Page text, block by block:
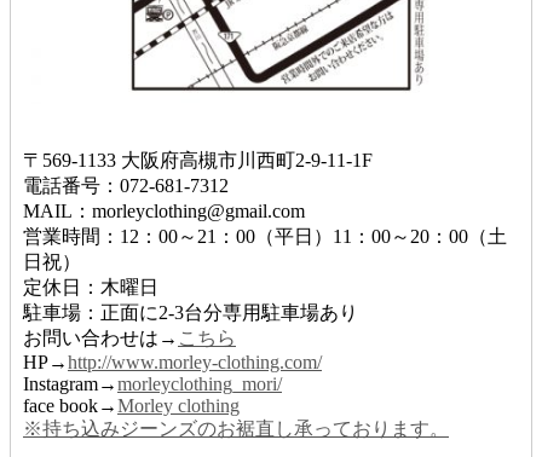
〒569-1133 大阪府高槻市川西町2-9-11-1F
電話番号：072-681-7312
MAIL：morleyclothing@gmail.com
営業時間：12：00～21：00（平日）11：00～20：00（土
日祝）
定休日：木曜日
駐車場：正面に2-3台分専用駐車場あり
お問い合わせは→ こちら
HP→http://www.morley-clothing.com/
Instagram→morleyclothing_mori/
face book→Morley clothing
※持ち込みジーンズのお裾直し承っております。